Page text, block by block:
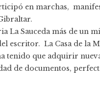
en marchas,
La Sauceda más de un
escritor. La Casa de la
tenido que adquirir
de documentos,